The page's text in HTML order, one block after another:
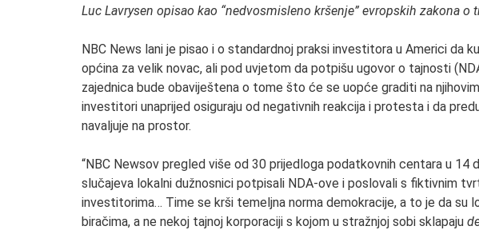
Luc Lavrysen opisao kao “nedvosmisleno kršenje” evropskih zakona o
NBC News lani je pisao i o standardnoj praksi investitora u Americi da
općina za velik novac, ali pod uvjetom da potpišu ugovor o tajnosti
zajednica bude obaviještena o tome što će se uopće graditi na
investitori unaprijed osiguraju od negativnih reakcija i protesta i da
navaljuje na prostor.
“NBC Newsov pregled više od 30 prijedloga podatkovnih centara u 14
slučajeva lokalni dužnosnici potpisali NDA-ove i poslovali s fiktivnim
investitorima… Time se krši temeljna norma demokracije, a to je da su
biračima, a ne nekoj tajnoj korporaciji s kojom u stražnjoj sobi sklapaju